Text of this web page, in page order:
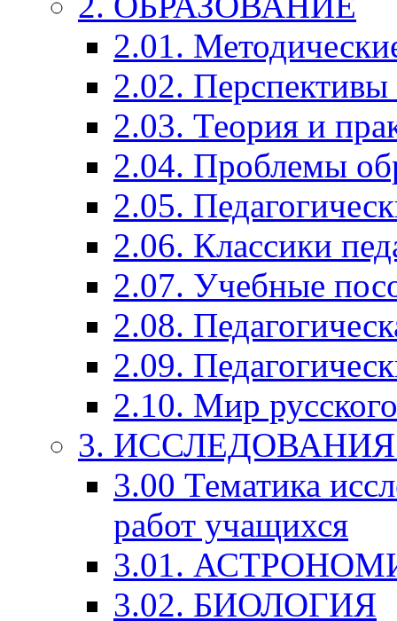
2.01.
2.02. Перспективы
2.03. Теория и
2.04. Проблемы
2.05.
2.06. Классики
2.07. Учебные
2.08.
2.09.
2.10. Мир
3.
3.00 Тематика
работ учащихся
3.01.
3.02. БИОЛОГИЯ